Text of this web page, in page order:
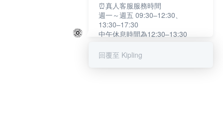
⏰真人客服服務時間
週一～週五 09:30–12:30、
13:30–17:30
中午休息時間為12:30–13:30
提醒您：系統會自動已讀訊息，如
回覆至 Kipling